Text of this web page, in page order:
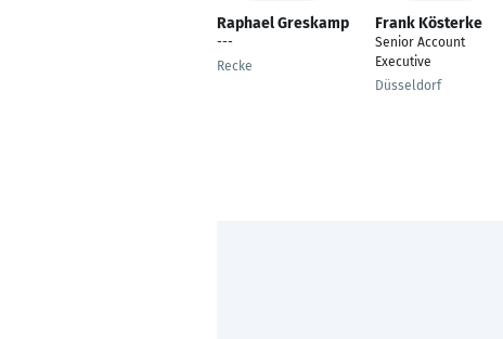
Raphael Greskamp
---
Recke
Frank Kösterke
Senior Account
Executive
Düsseldorf